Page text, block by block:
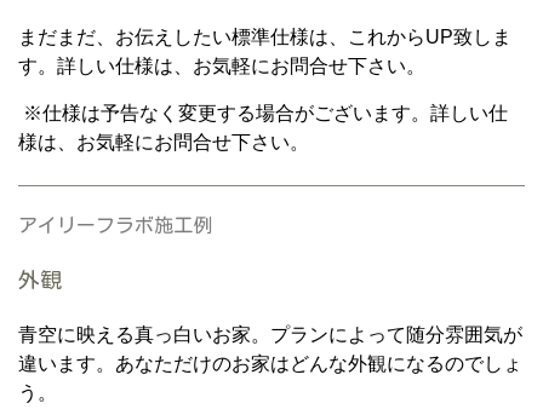
まだまだ、お伝えしたい標準仕様は、これからUP致しま
す。詳しい仕様は、お気軽にお問合せ下さい。
※仕様は予告なく変更する場合がございます。詳しい仕
様は、お気軽にお問合せ下さい。
アイリーフラボ施工例
外観
青空に映える真っ白いお家。プランによって随分雰囲気が
違います。あなただけのお家はどんな外観になるのでしょ
う。